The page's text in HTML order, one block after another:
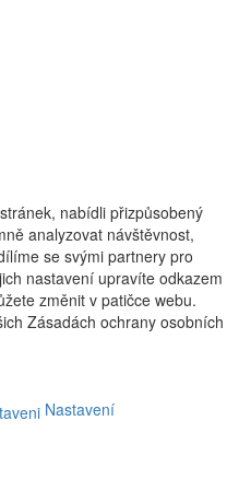
nabídli přizpůsobený
analyzovat návštěvnost,
se svými partnery pro
nastavení upravíte odkazem
změnit v patičce webu.
Zásadách ochrany osobních
Nastavení